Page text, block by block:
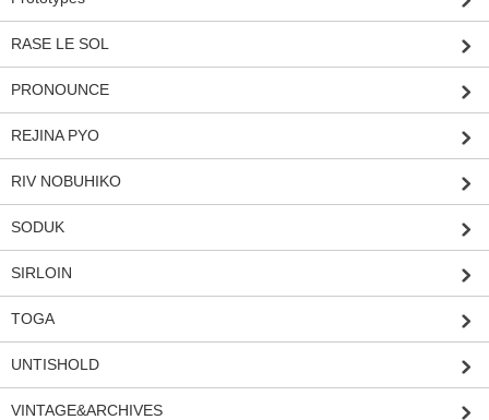
RASE LE SOL
PRONOUNCE
REJINA PYO
RIV NOBUHIKO
SODUK
SIRLOIN
TOGA
UNTISHOLD
VINTAGE&ARCHIVES